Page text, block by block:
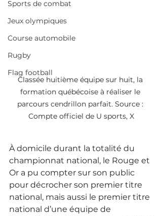
Sports de combat
Jeux olympiques
Course automobile
Rugby
Flag football
Classée huitième équipe sur huit, la
formation québécoise à réaliser le
parcours cendrillon parfait. Source :
Compte officiel de U sports, X
À domicile durant la totalité du
championnat national, le Rouge et
Or a pu compter sur son public
pour décrocher son premier titre
national, mais aussi le premier titre
national d’une équipe de